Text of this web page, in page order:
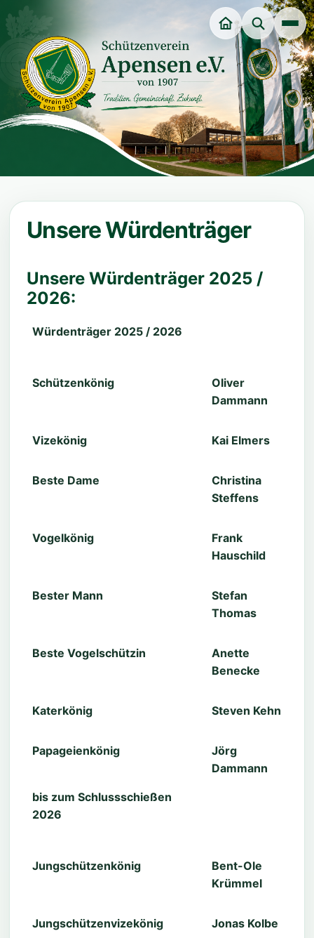
Unsere Würdenträger
Veranstaltungen
Jungschützenverein
Ergebnisse Pokalschießen 2025
Unsere Würdenträger
Unsere Würdenträger 2025 /
2026:
Würdenträger 2025 / 2026
Schützenkönig
Oliver
Dammann
Vizekönig Kai Elmers
Beste Dame
Christina
Steffens
Vogelkönig
Frank
Hauschild
Bester Mann
Stefan
Thomas
Beste Vogelschützin
Anette
Benecke
Katerkönig Steven Kehn
Papageienkönig
Jörg
Dammann
bis zum Schlussschießen
2026
Jungschützenkönig
Bent-Ole
Krümmel
Jungschützenvizekönig Jonas Kolbe